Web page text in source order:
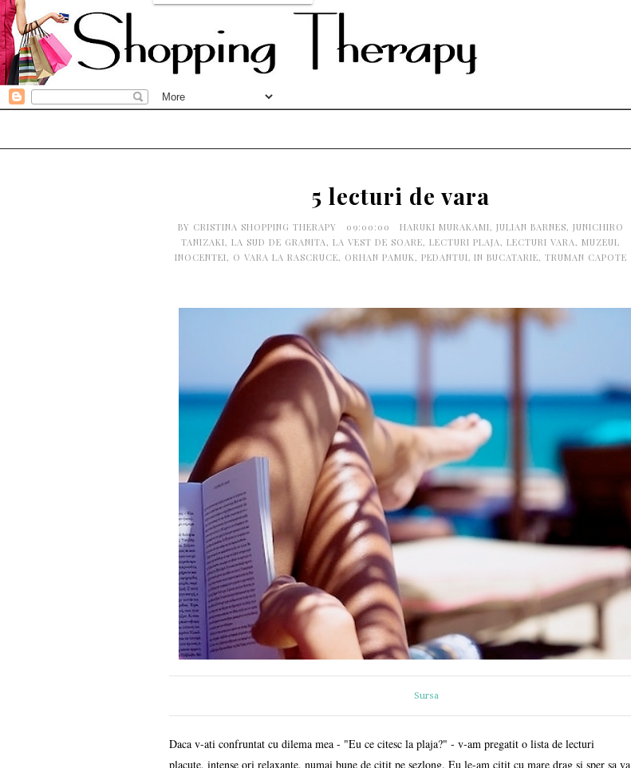
5 lecturi de vara
BY CRISTINA SHOPPING THERAPY 09:00:00 HARUKI MURAKAMI, JULIAN BARNES, JUNICHIRO
TANIZAKI, LA SUD DE GRANITA, LA VEST DE SOARE, LECTURI PLAJA, LECTURI VARA, MUZEUL
INOCENTEI, O VARA LA RASCRUCE, ORHAN PAMUK, PEDANTUL IN BUCATARIE, TRUMAN CAPOTE
Sursa
Daca v-ati confruntat cu dilema mea - "Eu ce citesc la plaja?" - v-am pregatit o lista de lecturi
placute, intense ori relaxante, numai bune de citit pe sezlong. Eu le-am citit cu mare drag si sper sa va